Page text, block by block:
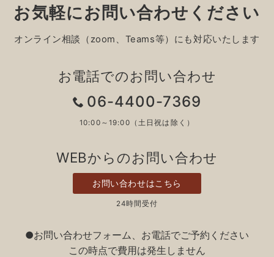
お気軽にお問い合わせください
オンライン相談（zoom、Teams等）にも対応いたします
お電話でのお問い合わせ
06-4400-7369
10:00～19:00（土日祝は除く）
WEBからのお問い合わせ
お問い合わせはこちら
24時間受付
●お問い合わせフォーム、お電話でご予約ください
この時点で費用は発生しません